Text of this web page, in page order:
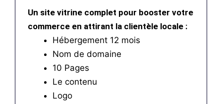
Un site vitrine complet pour booster votre
commerce en attirant la clientèle locale :
Hébergement 12 mois
Nom de domaine
10 Pages
Le contenu
Logo